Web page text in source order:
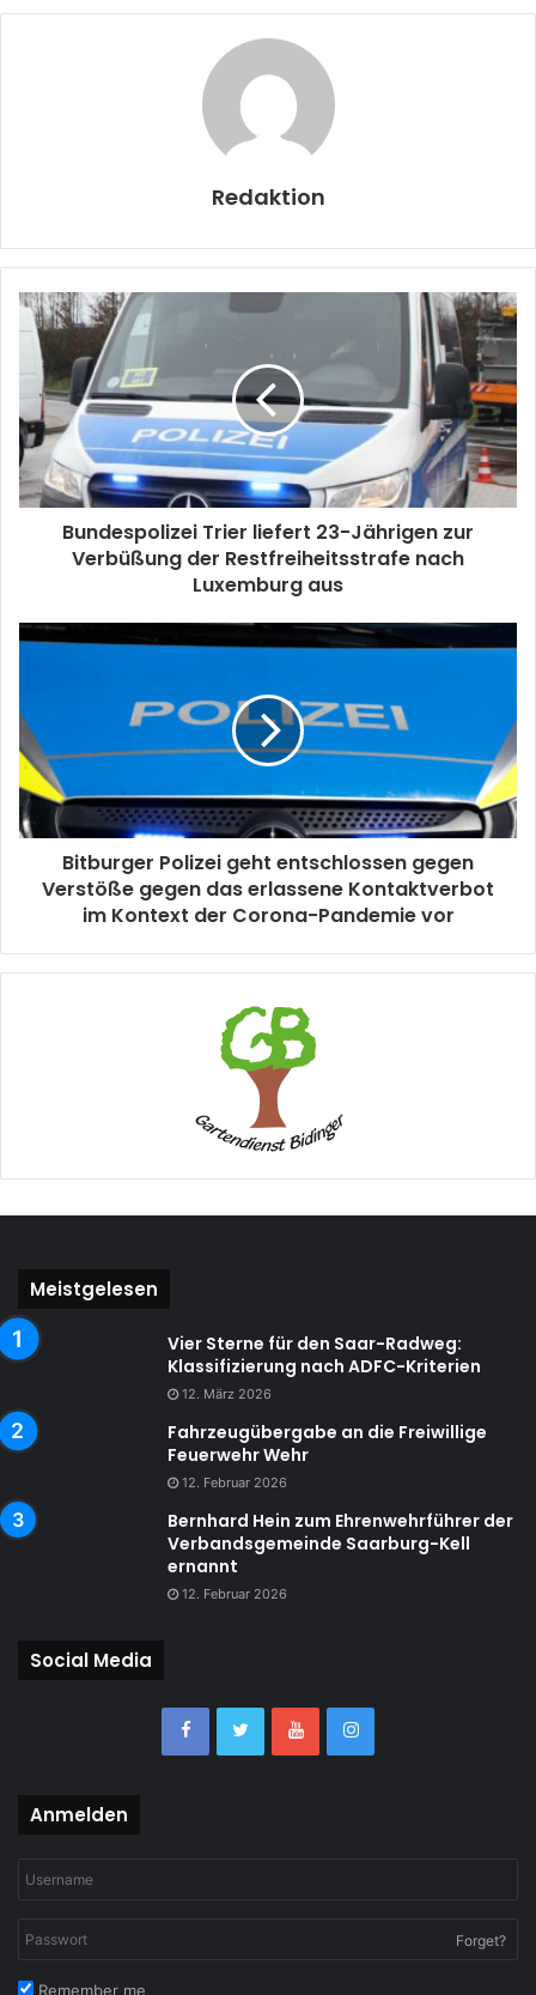
Redaktion
Bundespolizei Trier liefert 23-Jährigen zur
Verbüßung der Restfreiheitsstrafe nach
Luxemburg aus
Bitburger Polizei geht entschlossen gegen
Verstöße gegen das erlassene Kontaktverbot
im Kontext der Corona-Pandemie vor
Meistgelesen
Vier Sterne für den Saar-Radweg:
Klassifizierung nach ADFC-Kriterien
12. März 2026
Fahrzeugübergabe an die Freiwillige
Feuerwehr Wehr
12. Februar 2026
Bernhard Hein zum Ehrenwehrführer der
Verbandsgemeinde Saarburg-Kell
ernannt
12. Februar 2026
Social Media
Anmelden
Forget?
Remember me